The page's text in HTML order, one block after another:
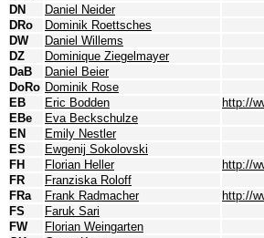
DN
Daniel Neider
DRo
Dominik Roettsches
DW
Daniel Willems
DZ
Dominique Ziegelmayer
DaB
Daniel Beier
DoRo Dominik Rose
EB
Eric Bodden
http://
EBe
Eva Beckschulze
EN
Emily Nestler
ES
Ewgenij Sokolovski
FH
Florian Heller
http://
FR
Franziska Roloff
FRa
Frank Radmacher
http://
FS
Faruk Sari
FW
Florian Weingarten